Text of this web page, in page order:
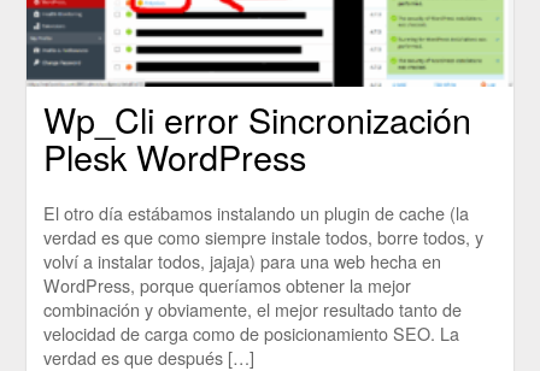
Wp_Cli error Sincronización
Plesk WordPress
El otro día estábamos instalando un plugin de cache (la
verdad es que como siempre instale todos, borre todos, y
volví a instalar todos, jajaja) para una web hecha en
WordPress, porque queríamos obtener la mejor
combinación y obviamente, el mejor resultado tanto de
velocidad de carga como de posicionamiento SEO. La
verdad es que después […]